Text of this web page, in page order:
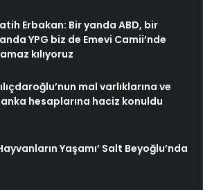
Erbakan: Bir yanda ABD, bir
YPG biz de Emevi Camii’nde
kılıyoruz
mal varlıklarına ve
hesaplarına haciz konuldu
Yaşamı’ Salt Beyoğlu’nda